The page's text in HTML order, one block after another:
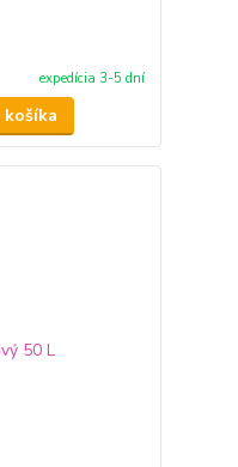
expedícia 3-5 dní